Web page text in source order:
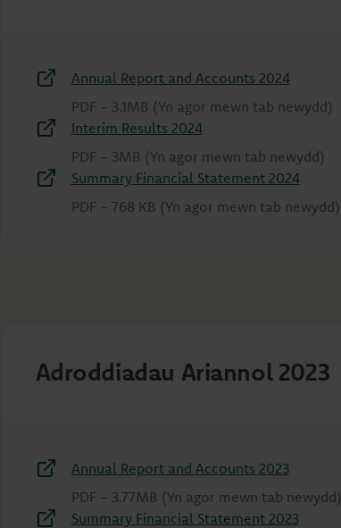
Annual Report and Accounts 2024
PDF - 3.1MB (Yn agor mewn tab newydd)
Interim Results 2024
PDF - 3MB (Yn agor mewn tab newydd)
Summary Financial Statement 2024
PDF - 768 KB (Yn agor mewn tab newydd)
Adroddiadau Ariannol 2023
Annual Report and Accounts 2023
PDF - 3.77MB (Yn agor mewn tab newydd)
Summary Financial Statement 2023